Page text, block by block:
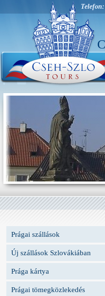
Telefon:
Prágai szállások
Új szállások Szlovákiában
Prága kártya
Prágai tömegközlekedés